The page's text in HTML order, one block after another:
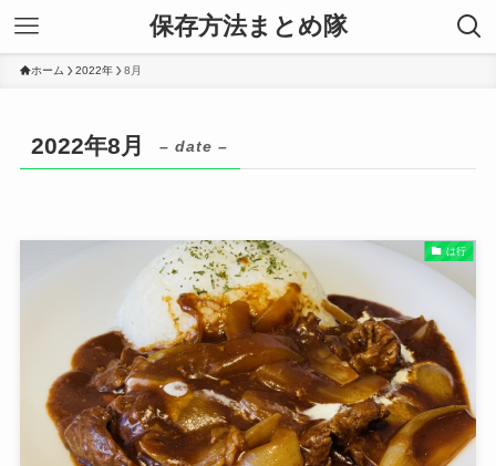
保存方法まとめ隊
ホーム 2022年 8月
2022年8月 – date –
は行